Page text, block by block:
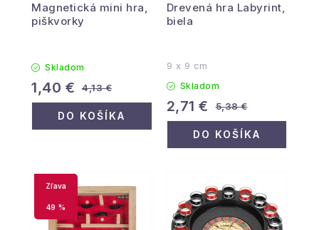
Magnetická mini hra,
piškvorky
Skladom
1,40 € 4,13 €
DO KOŠÍKA
Drevená hra Labyrint,
biela
9 x 9 cm
Skladom
2,71 € 5,38 €
DO KOŠÍKA
49 %